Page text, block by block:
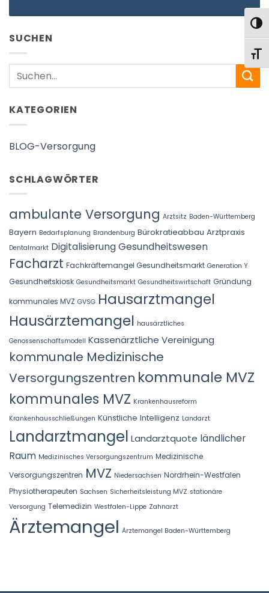
SUCHEN
Search
KATEGORIEN
BLOG-Versorgung
SCHLAGWÖRTER
ambulante Versorgung Arztsitz Baden-Württemberg
Bayern Bedarfsplanung Brandenburg Bürokratieabbau Arztpraxis
Dentalmarkt Digitalisierung Gesundheitswesen
Facharzt Fachkräftemangel Gesundheitsmarkt Generation Y
Gesundheitskiosk Gesundheitsmarkt Gesundheitswirtschaft Gründung
kommunales MVZ GVSG Hausarztmangel
Hausärztemangel hausärztliches
Genossenschaftsmodell Kassenärztliche Vereinigung
kommunale Medizinische
Versorgungszentren kommunale MVZ
kommunales MVZ Krankenhausreform
Krankenhausschließungen Künstliche Intelligenz Landarzt
Landarztmangel Landarztquote ländlicher
Raum Medizinisches Versorgungszentrum Medizinische
Versorgungszentren MVZ Niedersachsen Nordrhein-Westfalen
Physiotherapeuten Sachsen Sicherheitsleistung MVZ stationäre
Versorgung Telemedizin Westfalen-Lippe Zahnarzt
Ärztemangel Ärztemangel Baden-Württemberg